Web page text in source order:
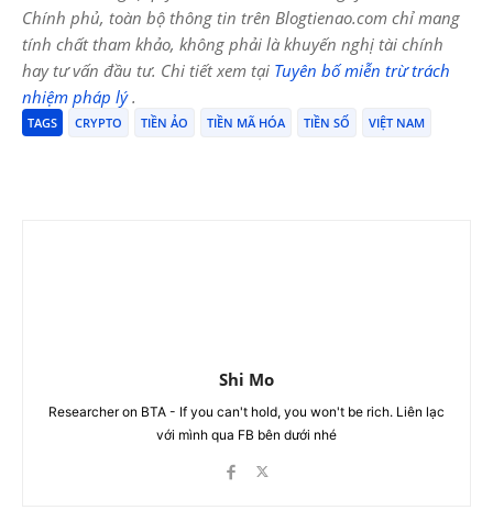
Chính phủ, toàn bộ thông tin trên Blogtienao.com chỉ mang
tính chất tham khảo, không phải là khuyến nghị tài chính
hay tư vấn đầu tư. Chi tiết xem tại Tuyên bố miễn trừ trách
nhiệm pháp lý.
TAGS CRYPTO TIỀN ẢO TIỀN MÃ HÓA TIỀN SỐ VIỆT NAM
Shi Mo
Researcher on BTA - If you can't hold, you won't be rich. Liên lạc
với mình qua FB bên dưới nhé